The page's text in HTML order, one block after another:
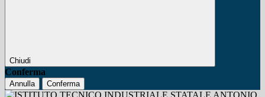
Chiudi
Conferma
Annulla Conferma